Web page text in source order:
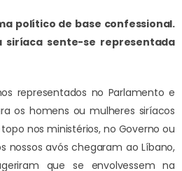
político de base confessional.
siríaca sente-se representada
representados no Parlamento e
os homens ou mulheres siríacos
nos ministérios, no Governo ou
nossos avós chegaram ao Líbano,
que se envolvessem na